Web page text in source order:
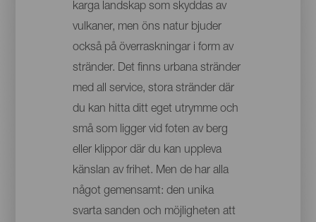
karga landskap som skyddas av
vulkaner, men öns natur bjuder
också på överraskningar i form av
stränder. Det finns urbana stränder
med all service, stora stränder där
du kan hitta ditt eget utrymme och
små som ligger vid foten av berg
eller klippor där du kan uppleva
känslan av frihet. Men de har alla
något gemensamt: den unika
svarta sanden och möjligheten att